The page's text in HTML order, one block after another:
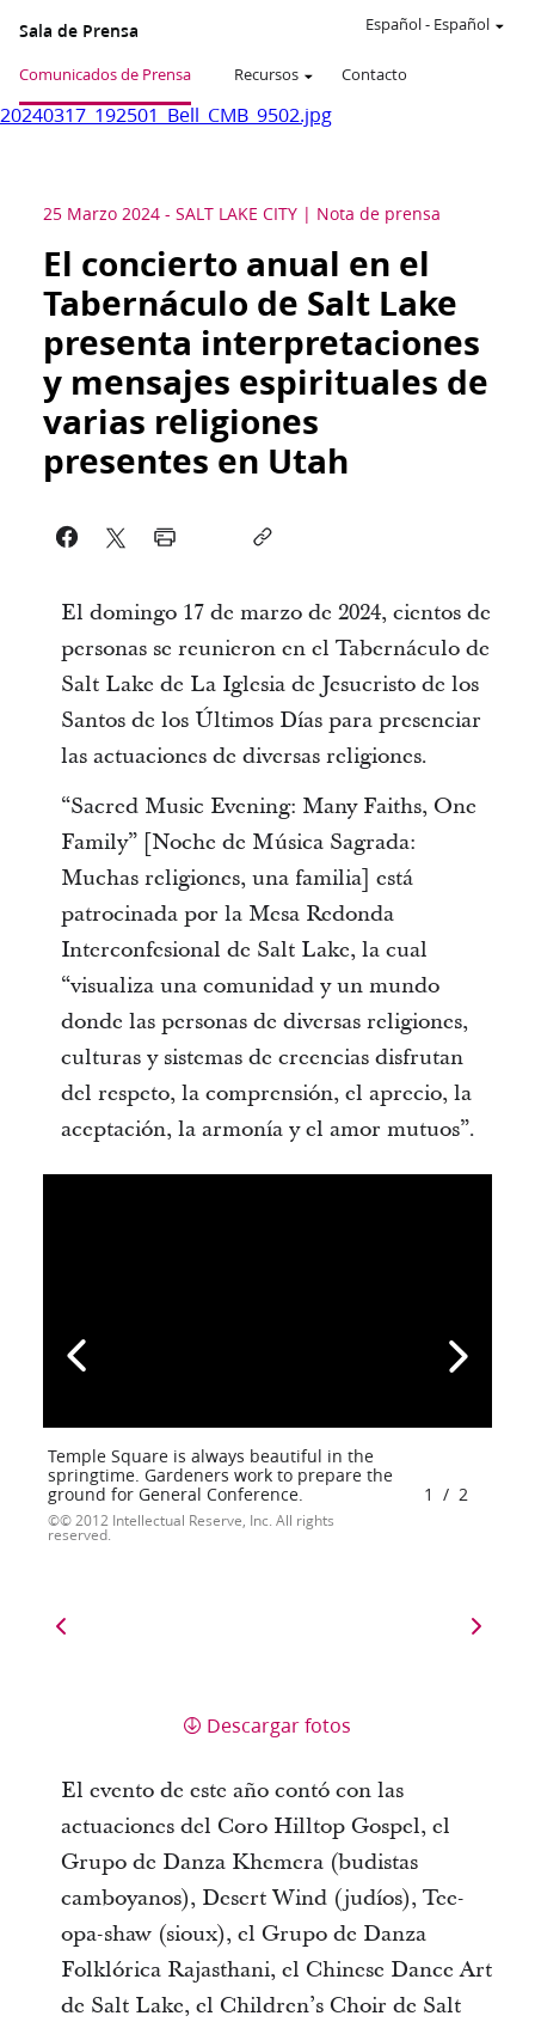
Sala de Prensa
Comunicados de Prensa Recursos Contacto
Español- Español
20240317_192501_Bell_CMB_9502.jpg
25 Marzo 2024 - SALT LAKE CITY Nota de prensa
El concierto anual en el
Tabernáculo de Salt Lake
presenta interpretaciones
y mensajes espirituales de
varias religiones
presentes en Utah
El domingo 17 de marzo de 2024, cientos de
personas se reunieron en el Tabernáculo de
Salt Lake de La Iglesia de Jesucristo de los
Santos de los Últimos Días para presenciar
las actuaciones de diversas religiones.
“Sacred Music Evening: Many Faiths, One
Family” [Noche de Música Sagrada:
Muchas religiones, una familia] está
patrocinada por la Mesa Redonda
Interconfesional de Salt Lake, la cual
“visualiza una comunidad y un mundo
donde las personas de diversas religiones,
culturas y sistemas de creencias disfrutan
del respeto, la comprensión, el aprecio, la
aceptación, la armonía y el amor mutuos”.
Temple Square is always beautiful in the
springtime. Gardeners work to prepare the
ground for General Conference.
© 2012 Intellectual Reserve, Inc. All rights
reserved.
1 / 2
Descargar fotos
El evento de este año contó con las
actuaciones del Coro Hilltop Gospel, el
Grupo de Danza Khemera (budistas
camboyanos), Desert Wind (judíos), Tee-
opa-shaw (sioux), el Grupo de Danza
Folklórica Rajasthani, el Chinese Dance Art
de Salt Lake, el Children’s Choir de Salt